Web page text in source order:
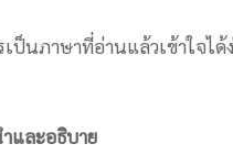
เป็นภาษาที่อ่านแล้วเข้าใจ
และอธิบาย